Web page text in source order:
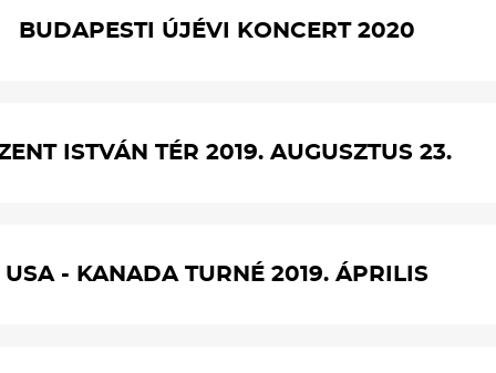
BUDAPESTI ÚJÉVI KONCERT 2020
ISTVÁN TÉR 2019. AUGUSZTUS 23.
USA - KANADA TURNÉ 2019. ÁPRILIS